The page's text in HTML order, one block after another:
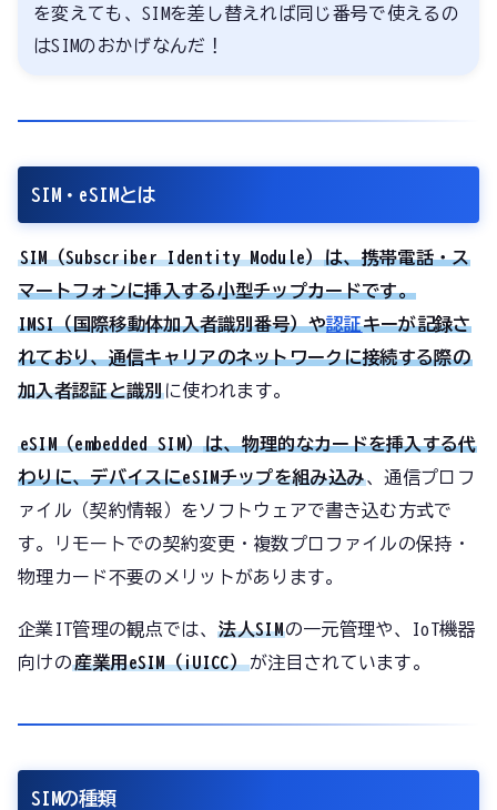
を変えても、SIMを差し替えれば同じ番号で使えるの
はSIMのおかげなんだ！
SIM・eSIMとは
SIM（Subscriber Identity Module）は、携帯電話・ス
マートフォンに挿入する小型チップカードです。
IMSI（国際移動体加入者識別番号）や認証キーが記録さ
れており、通信キャリアのネットワークに接続する際の
加入者認証と識別 に使われます。
eSIM（embedded SIM）は、物理的なカードを挿入する代
わりに、デバイスにeSIMチップを組み込み、通信プロフ
ァイル（契約情報）をソフトウェアで書き込む方式で
す。リモートでの契約変更・複数プロファイルの保持・
物理カード不要のメリットがあります。
企業IT管理の観点では、 法人SIMの一元管理や、IoT機器
向けの産業用eSIM（iUICC）が注目されています。
SIMの種類